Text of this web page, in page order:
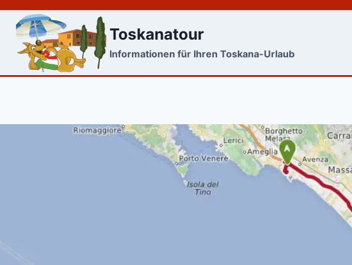
Skip
content
Toskanatour
Informationen für Ihren Toskana-Urlaub